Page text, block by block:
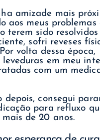
amizade mais
aos meus problemas
terem sido resolvidos
sofri reveses
volta dessa época,
em meu
com um
depois, consegui
para refluxo
de 20 anos.